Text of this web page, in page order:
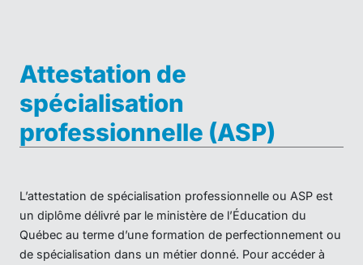
Attestation de
spécialisation
professionnelle (ASP)
L’attestation de spécialisation professionnelle ou ASP est
un diplôme délivré par le ministère de l’Éducation du
Québec au terme d’une formation de perfectionnement ou
de spécialisation dans un métier donné. Pour accéder à